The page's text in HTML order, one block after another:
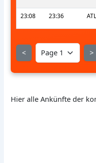
23:08 23:36 ATL
< >
Hier alle Ankünfte der